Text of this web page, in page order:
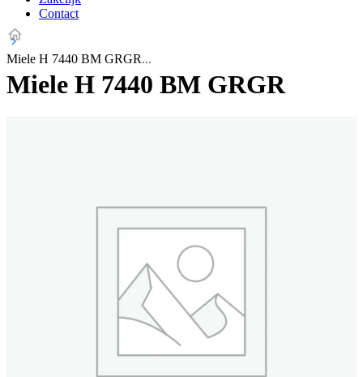
Contact
Miele H 7440 BM GRGR
Miele H 7440 BM GRGR